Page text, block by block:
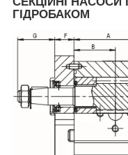
ГІДРОБАКОМ